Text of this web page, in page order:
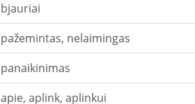
bjauriai
pažemintas, nelaimingas
panaikinimas
apie, aplink, aplinkui